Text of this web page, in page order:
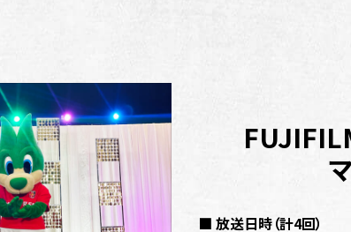
■ 放送日時（計4回）